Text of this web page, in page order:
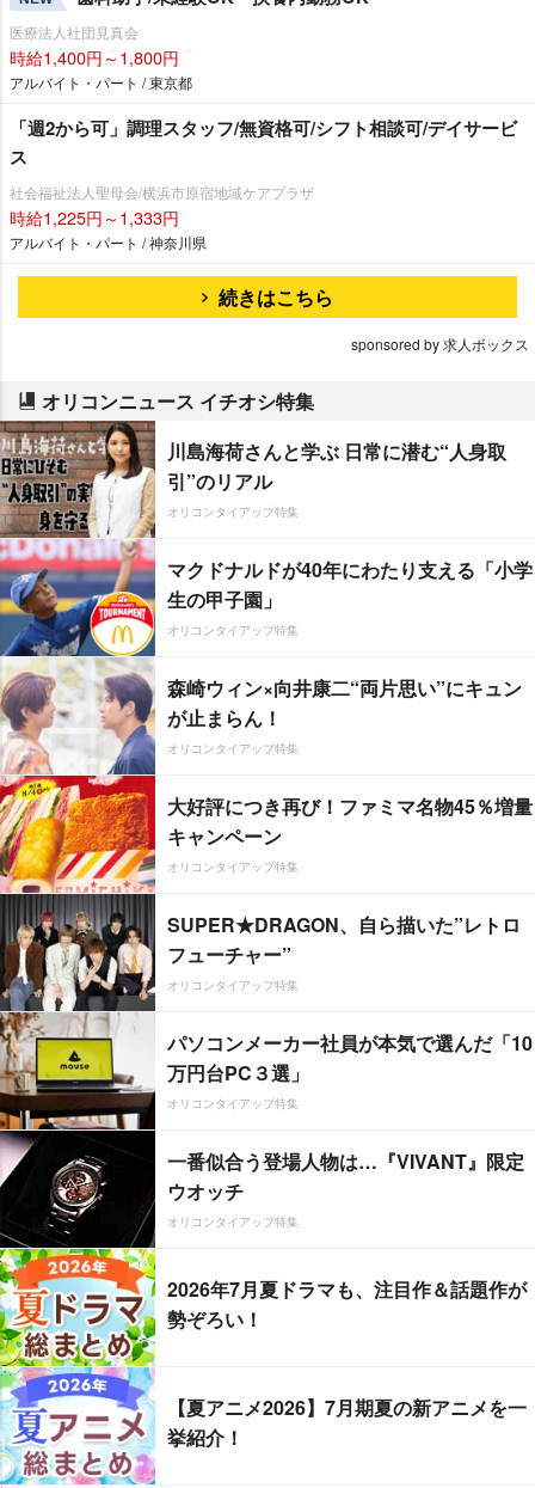
医療法人社団見真会
時給1,400円～1,800円
アルバイト・パート / 東京都
「週2から可」調理スタッフ/無資格可/シフト相談可/デイサービ
ス
社会福祉法人聖母会/横浜市原宿地域ケアプラザ
時給1,225円～1,333円
アルバイト・パート / 神奈川県
続きはこちら
sponsored by 求人ボックス
オリコンニュース イチオシ特集
川島海荷さんと学ぶ 日常に潜む“人身取
引”のリアル
オリコンタイアップ特集
マクドナルドが40年にわたり支える「小学
生の甲子園」
オリコンタイアップ特集
森崎ウィン×向井康二“両片思い”にキュン
が止まらん！
オリコンタイアップ特集
大好評につき再び！ファミマ名物45％増量
キャンペーン
オリコンタイアップ特集
SUPER★DRAGON、自ら描いた”レトロ
フューチャー”
オリコンタイアップ特集
パソコンメーカー社員が本気で選んだ「10
万円台PC３選」
オリコンタイアップ特集
一番似合う登場人物は…『VIVANT』限定
ウオッチ
オリコンタイアップ特集
2026年7月夏ドラマも、注目作＆話題作が
勢ぞろい！
【夏アニメ2026】7月期夏の新アニメを一
挙紹介！